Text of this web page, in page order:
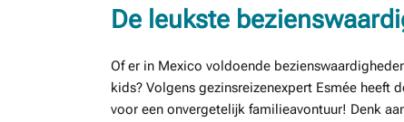
De leukste
Of er in Mexico voldoende
kids? Volgens gezinsreizenexpert Esmée heeft
voor een onvergetelijk familieavontuur! Denk